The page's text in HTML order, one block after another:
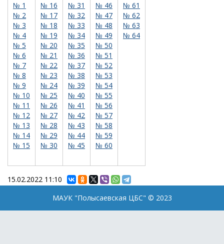
№ 1
№ 2
№ 3
№ 4
№ 5
№ 6
№ 7
№ 8
№ 9
№ 10
№ 11
№ 12
№ 13
№ 14
№ 15
№ 16
№ 17
№ 18
№ 19
№ 20
№ 21
№ 22
№ 23
№ 24
№ 25
№ 26
№ 27
№ 28
№ 29
№ 30
№ 31
№ 32
№ 33
№ 34
№ 35
№ 36
№ 37
№ 38
№ 39
№ 40
№ 41
№ 42
№ 43
№ 44
№ 45
№ 46
№ 47
№ 48
№ 49
№ 50
№ 51
№ 52
№ 53
№ 54
№ 55
№ 56
№ 57
№ 58
№ 59
№ 60
№ 61
№ 62
№ 63
№ 64
15.02.2022 11:10
МАУК "Полысаевская ЦБС" © 2023